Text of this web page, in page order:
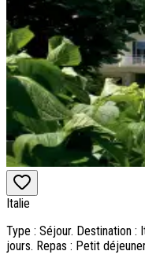
Italie
Type : Séjour. Destination :
jours. Repas : Petit